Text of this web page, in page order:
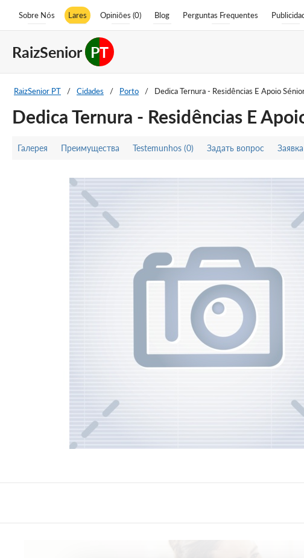
Sobre Nós Lares Opiniões (0) Blog Perguntas Frequentes
RaizSenior PT
RaizSenior PT / Cidades / Porto / Dedica Ternura - Residências E Apoio
Dedica Ternura - Residências E
Галерея Преимущества Testemunhos (0) Задать вопрос